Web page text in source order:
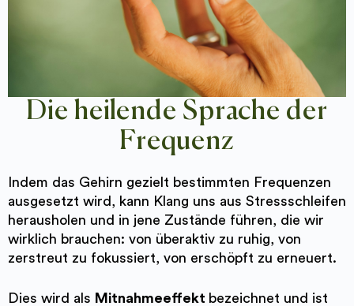
Die heilende Sprache der
Frequenz
Indem das Gehirn gezielt bestimmten Frequenzen
ausgesetzt wird, kann Klang uns aus Stressschleifen
herausholen und in jene Zustände führen, die wir
wirklich brauchen: von überaktiv zu ruhig, von
zerstreut zu fokussiert, von erschöpft zu erneuert.
Dies wird als Mitnahmeeffekt bezeichnet und ist